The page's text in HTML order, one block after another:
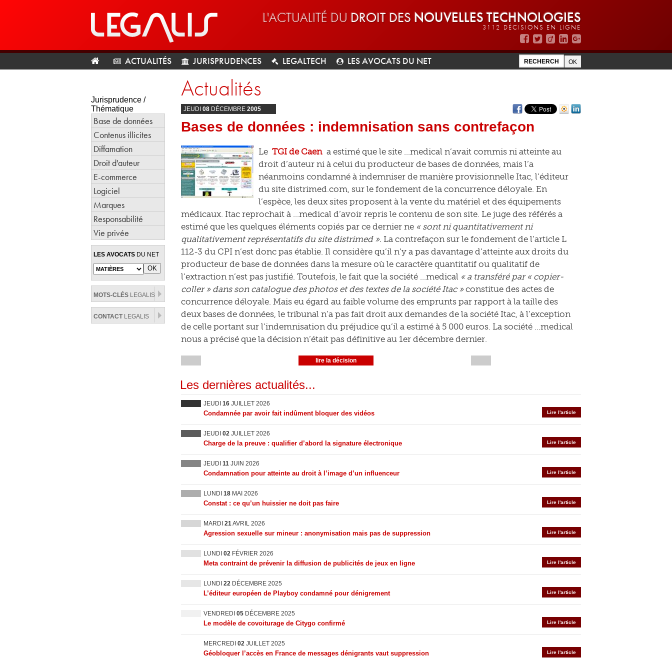
L'ACTUALITÉ DU DROIT DES NOUVELLES TECHNOLOGIES
3112 DÉCISIONS EN LIGNE
ACTUALITÉS JURISPRUDENCES LEGALTECH LES AVOCATS DU NET
Jurisprudence /
Thématique
Base de données
Contenus illicites
Diffamation
Droit d'auteur
E-commerce
Logiciel
Marques
Responsabilité
Vie privée
LES AVOCATS DU NET
MOTS-CLÉS LEGALIS
CONTACTLEGALIS
Actualités
JEUDI 08 DÉCEMBRE 2005
Bases de données : indemnisation sans contrefaçon
Le TGI de Caen a estimé que le site …medical n’avait commis ni atteinte au
droit d’auteur ni à celui du producteur de bases de données, mais l’a
néanmoins condamné à indemniser de manière provisionnelle Itac, l’éditeur
du site distrimed.com, sur le fondement de la concurrence déloyale. En
l’espèce, les deux sites proposent à la vente du matériel et des équipements
médicaux. Itac reprochait à …medical d’avoir repris le contenu de son site. Le juge des référés a
estimé que les quelques éléments copiés par ce dernier ne « sont ni quantitativement ni
qualitativement représentatifs du site distrimed ». La contrefaçon sur le fondement de l’article L
112-3 du CPI n’est donc pas établie. Il considère qu’il n’y a pas davantage d’atteinte aux droits du
producteur de base de données dans la mesure où le caractère quantitatif ou qualitatif de
l’extraction n’est pas justifié. Toutefois, le fait que la société …medical « a transféré par « copier-
coller » dans son catalogue des photos et des textes de la société Itac » constitue des actes de
concurrence déloyale. Mais eu égard au faible volume des emprunts par rapport à la taille des
deux bases de données, le tribunal n’a pas fait droit aux demandes de la société Itac, à l’exception
de celle portant sur l’indemnisation du préjudice qu’il a estimé à 5 000 euros. La société …medical
nous a précisé que la décision n’était pas définitive au 1er décembre dernier.
lire la décision
Les dernières actualités...
JEUDI 16 JUILLET 2026
Lire l'article
Condamnée par avoir fait indûment bloquer des vidéos
JEUDI 02 JUILLET 2026
Lire l'article
Charge de la preuve : qualifier d’abord la signature électronique
JEUDI 11 JUIN 2026
Lire l'article
Condamnation pour atteinte au droit à l’image d’un influenceur
LUNDI 18 MAI 2026
Lire l'article
Constat : ce qu’un huissier ne doit pas faire
MARDI 21AVRIL 2026
Lire l'article
Agression sexuelle sur mineur : anonymisation mais pas de suppression
LUNDI 02 FÉVRIER 2026
Lire l'article
Meta contraint de prévenir la diffusion de publicités de jeux en ligne
LUNDI 22 DÉCEMBRE 2025
Lire l'article
L’éditeur européen de Playboy condamné pour dénigrement
VENDREDI 05 DÉCEMBRE 2025
Lire l'article
Le modèle de covoiturage de Citygo confirmé
MERCREDI 02 JUILLET 2025
Lire l'article
Géobloquer l’accès en France de messages dénigrants vaut suppression